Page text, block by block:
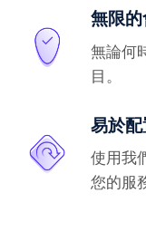
無限
無論何
目。
易於
使用我
您的服